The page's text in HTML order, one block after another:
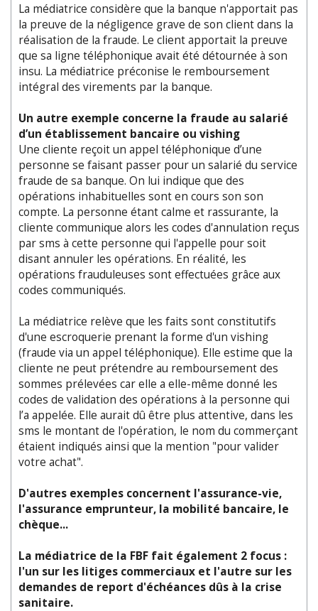
La médiatrice considère que la banque n'apportait pas
la preuve de la négligence grave de son client dans la
réalisation de la fraude. Le client apportait la preuve
que sa ligne téléphonique avait été détournée à son
insu. La médiatrice préconise le remboursement
intégral des virements par la banque.
Un autre exemple concerne la fraude au salarié
d’un établissement bancaire ou vishing
Une cliente reçoit un appel téléphonique d’une
personne se faisant passer pour un salarié du service
fraude de sa banque. On lui indique que des
opérations inhabituelles sont en cours son son
compte. La personne étant calme et rassurante, la
cliente communique alors les codes d'annulation reçus
par sms à cette personne qui l'appelle pour soit
disant annuler les opérations. En réalité, les
opérations frauduleuses sont effectuées grâce aux
codes communiqués.
La médiatrice relève que les faits sont constitutifs
d'une escroquerie prenant la forme d'un vishing
(fraude via un appel téléphonique). Elle estime que la
cliente ne peut prétendre au remboursement des
sommes prélevées car elle a elle-même donné les
codes de validation des opérations à la personne qui
l’a appelée. Elle aurait dû être plus attentive, dans les
sms le montant de l'opération, le nom du commerçant
étaient indiqués ainsi que la mention "pour valider
votre achat".
D'autres exemples concernent l'assurance-vie,
l'assurance emprunteur, la mobilité bancaire, le
chèque...
La médiatrice de la FBF fait également 2 focus :
l'un sur les litiges commerciaux et l'autre sur les
demandes de report d'échéances dûs à la crise
sanitaire.